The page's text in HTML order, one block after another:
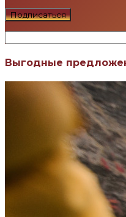
Выгодные